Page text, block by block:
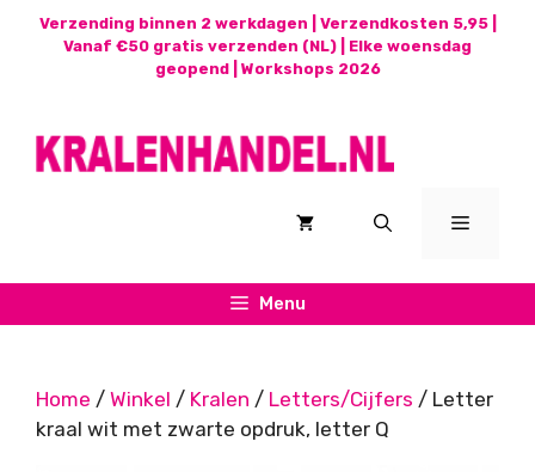
Verzending binnen 2 werkdagen | Verzendkosten 5,95 |
Vanaf €50 gratis verzenden (NL) | Elke woensdag
geopend | Workshops 2026
Menu
Menu
Home / Winkel / Kralen / Letters/Cijfers / Letter
kraal wit met zwarte opdruk, letter Q